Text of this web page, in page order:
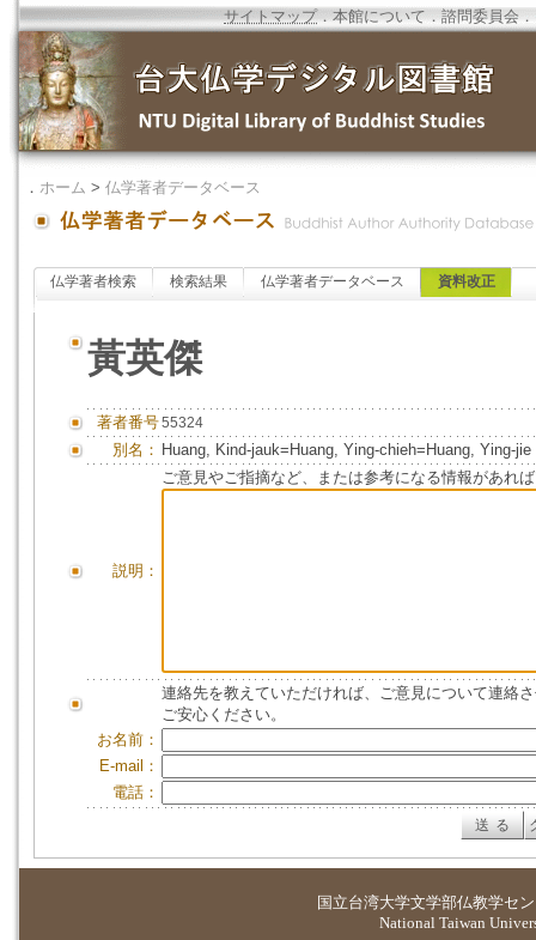
サイトマップ．本館について ．諮問委員会 ．
． ホーム > 仏学著者データベース
仏学著者検索 検索結果 仏学著者データベース 資料改正
黃英傑
著者番号55324
別名： Huang, Kind-jauk=Huang, Ying-chieh=Huang, Ying-jie
説明：
ご意見やご指摘など、または参考になる情報があれ
連絡先を教えていただければ、ご意見について連絡
ご安心ください。
お名前：
E-mail：
電話：
国立台湾大学文学部仏教学セ
National Taiwan